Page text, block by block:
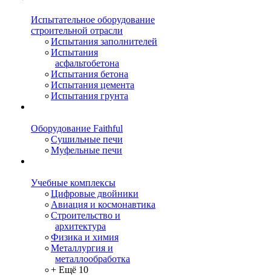
Испытательное оборудование
строительной отрасли
Испытания заполнителей
Испытания
асфальтобетона
Испытания бетона
Испытания цемента
Испытания грунта
Оборудование Faithful
Сушильные печи
Муфельные печи
Учебные комплексы
Цифровые двойники
Авиация и космонавтика
Строительство и
архитектура
Физика и химия
Металлургия и
металлообработка
+ Ещё 10